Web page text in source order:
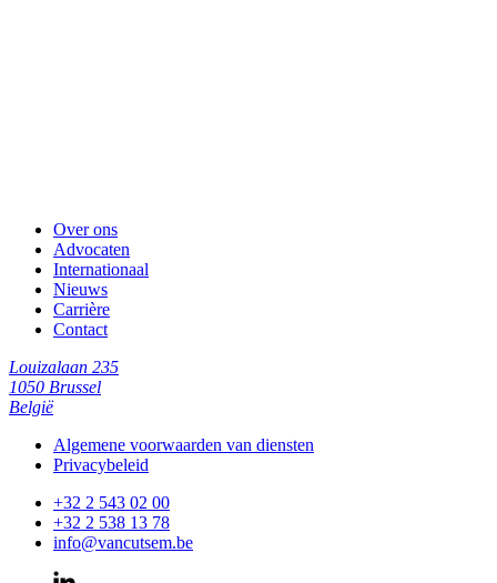
Over ons
Advocaten
Internationaal
Nieuws
Carrière
Contact
Louizalaan 235
1050 Brussel
België
Algemene voorwaarden van diensten
Privacybeleid
+32 2 543 02 00
+32 2 538 13 78
info@vancutsem.be